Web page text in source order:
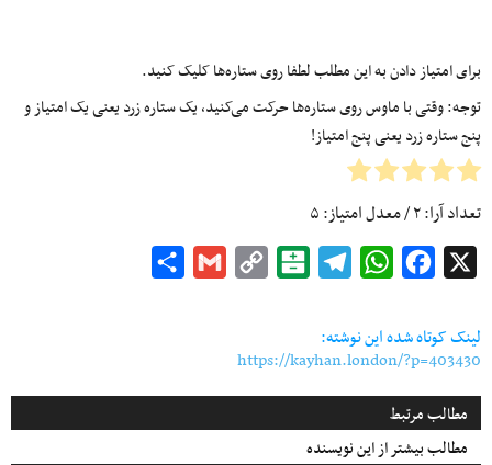
برای امتیاز دادن به این مطلب لطفا روی ستاره‌ها کلیک کنید.
توجه: وقتی با ماوس روی ستاره‌ها حرکت می‌کنید، یک ستاره زرد یعنی یک امتیاز و
پنج ستاره زرد یعنی پنج امتیاز!
تعداد آرا:۲/ معدل امتیاز:۵
Facebook
WhatsApp
Telegram
Balatarin
Copy
Gmail
لینک کوتاه شده این نوشته:
https://kayhan.london/?p=403430
مطالب مرتبط
مطالب بیشتر از این نویسنده